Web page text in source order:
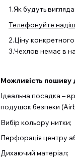
1.Як будуть
Телефонуйте
2.Ціну
3.Чехлов немає в
Можливість пошиву
Ідеальна посадка –
подушок безпеки
Вибір кольору нитки;
Перфорація центру
Дихаючий матеріал;